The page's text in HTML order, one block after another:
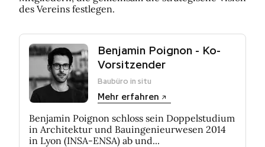
des Vereins festlegen.
Benjamin Poignon - Ko-
Vorsitzender
Baubüro in situ
Mehr erfahren
Benjamin Poignon schloss sein Doppelstudium
in Architektur und Bauingenieurwesen 2014
in Lyon (INSA-ENSA) ab und...